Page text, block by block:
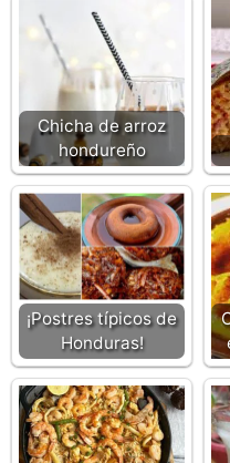
Chicha de arroz
hondureño
¡Postres típicos de
Honduras!